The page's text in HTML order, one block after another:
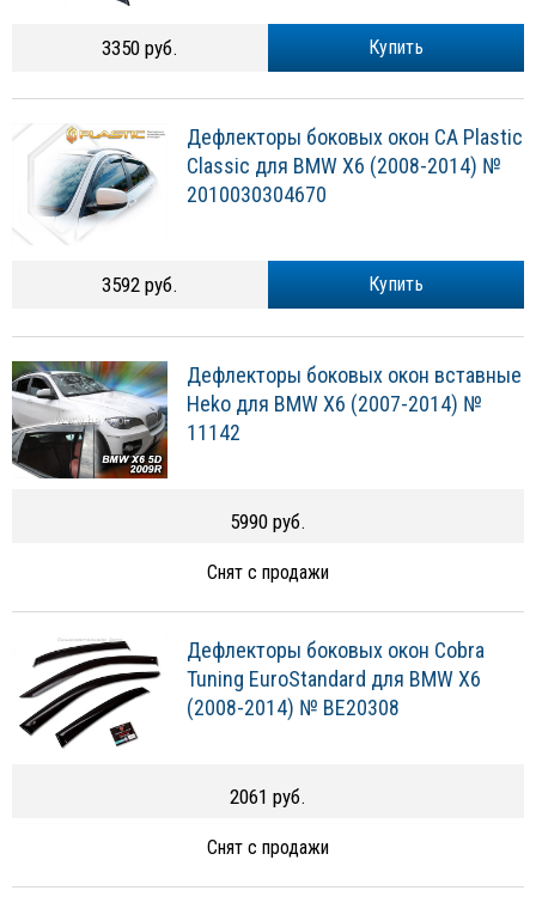
Купить
3350 руб.
Дефлекторы боковых окон CA Plastic
Classic для BMW X6 (2008-2014) №
2010030304670
Купить
3592 руб.
Дефлекторы боковых окон вставные
Heko для BMW X6 (2007-2014) №
11142
5990 руб.
Снят с продажи
Дефлекторы боковых окон Cobra
Tuning EuroStandard для BMW X6
(2008-2014) № BE20308
2061 руб.
Снят с продажи